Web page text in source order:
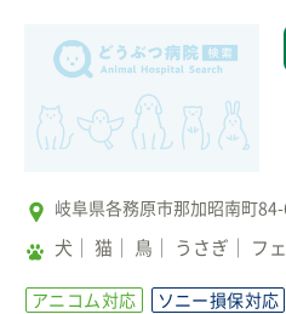
岐阜県各務原市那加昭南町
犬 猫 鳥 うさぎ フ
アニコム対応 ソニー損保対応